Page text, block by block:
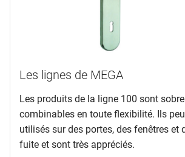
Les lignes de MEGA
Les produits de la ligne 100 sont
combinables en toute flexibilité. Ils
utilisés sur des portes, des fenêtres et
fuite et sont très appréciés.